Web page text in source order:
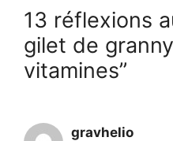
13 réflexions
gilet de
vitamines”
gravhelio